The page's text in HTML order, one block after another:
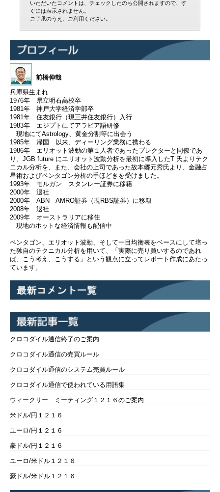
いただいたコメントは、チェックしたのち公開されますので、す
ぐには表示されません。
ご了承のうえ、ご利用ください。
前橋伸哉
兵庫県生まれ
1976年 県立明石高校卒
1981年 神戸大学経済学部卒
1981年 住友銀行（現三井住友銀行）入行
1983年 エジプトにてアラビア語研修
現地にてAstrology、黄金分割等に出会う
1985年 帰国 以来、ディーリング業務に携わる
1986年 エリオット波動の第１人者であったプレクターと同僚であ
り、JGB future にエリオット波動分析を最初に導入したT 氏よりテク
ニカル分析を、また、会社の上司であった故本郷元秀氏より、金融占
星術およびペンタゴン分析の手ほどきを受けました。
1993年 モルガン スタンレー証券に移籍
2000年 退社
2000年 ABN AMRO証券（現RBS証券）に移籍
2008年 退社
2009年 オーストラリアに移住
現地のホットな経済情報も配信中
ペンタゴン、エリオット波動、そして一目均衡表をベースにして培っ
た独自のテクニカル分析を用いて、「実際に売り買いするのであれ
ば、こう考え、こうする」という観点に立ってレポート作成にあたっ
ています。
クロコダイル通信終了のご案内
クロコダイル通信の売買ルール
クロコダイル通信のシステム売買ルール
クロコダイル通信で使われている用語集
ウィークリー ミーティング１２１６のご案内
米ドル/円１２１６
ユーロ/円１２１６
豪ドル/円１２１６
ユーロ/米ドル１２１６
豪ドル/米ドル１２１６